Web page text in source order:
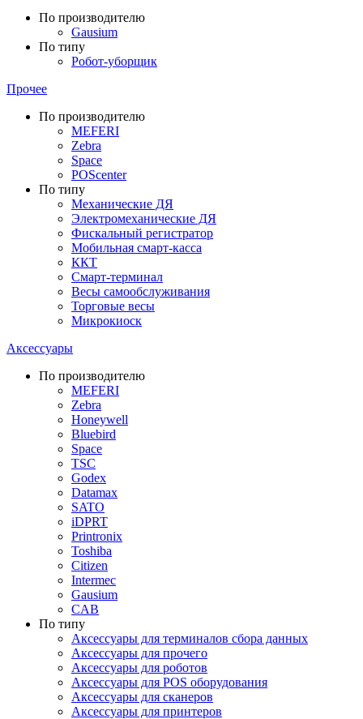
По производителю
Gausium
По типу
Робот-уборщик
Прочее
По производителю
MEFERI
Zebra
Space
POScenter
По типу
Механические ДЯ
Электромеханические ДЯ
Фискальный регистратор
Мобильная смарт-касса
ККТ
Смарт-терминал
Весы самообслуживания
Торговые весы
Микрокиоск
Аксессуары
По производителю
MEFERI
Zebra
Honeywell
Bluebird
Space
TSC
Godex
Datamax
SATO
iDPRT
Printronix
Toshiba
Citizen
Intermec
Gausium
CAB
По типу
Аксессуары для терминалов сбора данных
Аксессуары для прочего
Аксессуары для роботов
Аксессуары для POS оборудования
Аксессуары для сканеров
Аксессуары для принтеров